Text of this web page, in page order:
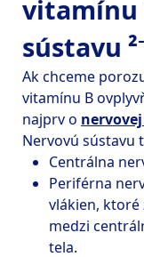
vitamínu
sústavu
Ak chceme
vitamínu B
najprv o
Periférna
vlákien, ktoré
medzi